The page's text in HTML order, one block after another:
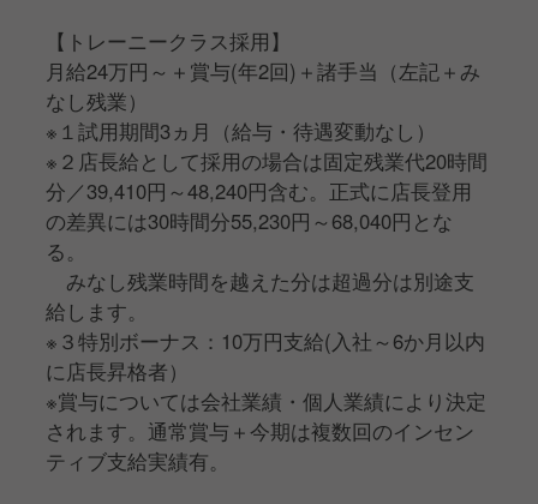
【トレーニークラス採用】
月給24万円～＋賞与(年2回)＋諸手当（左記＋み
なし残業）
※１試用期間3ヵ月（給与・待遇変動なし）
※２店長給として採用の場合は固定残業代20時間
分／39,410円～48,240円含む。正式に店長登用
の差異には30時間分55,230円～68,040円とな
る。
みなし残業時間を越えた分は超過分は別途支
給します。
※３特別ボーナス：10万円支給(入社～6か月以内
に店長昇格者）
※賞与については会社業績・個人業績により決定
されます。通常賞与＋今期は複数回のインセン
ティブ支給実績有。